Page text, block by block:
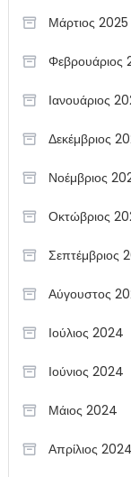
Μάρτιος 2025
Φεβρουάριος
Ιανουάριος
Δεκέμβριος
Νοέμβριος
Οκτώβριος
Σεπτέμβριος
Αύγουστος
Ιούλιος 2024
Ιούνιος 2024
Μάιος 2024
Απρίλιος 2024